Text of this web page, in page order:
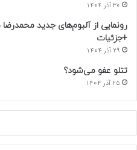
30 آذر 1404
رونمایی از آلبوم‌های جدید
+جزئیات
29 آذر 1404
تتلو عفو می‌شود؟
25 آذر 1404